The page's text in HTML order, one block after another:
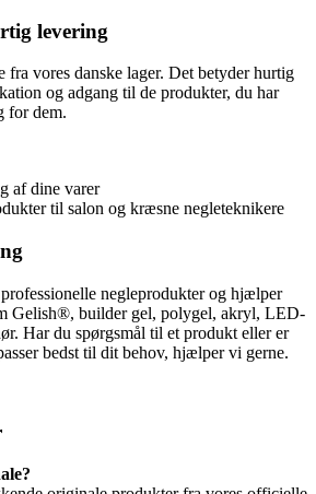
levering
fra vores danske lager. Det betyder hurtig
og adgang til de produkter, du har
for dem.
af dine varer
til salon og kræsne negleteknikere
negleprodukter og hjælper
Gelish®, builder gel, polygel, akryl, LED-
Har du spørgsmål til et produkt eller er
bedst til dit behov, hjælper vi gerne.